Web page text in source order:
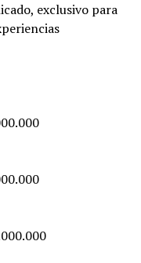
exclusivo para